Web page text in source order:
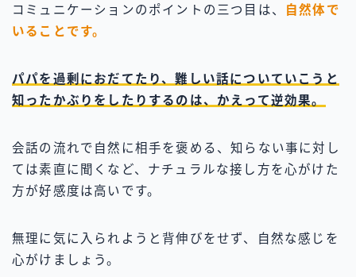
コミュニケーションのポイントの三つ目は、
自然体で
いることです。
パパを過剰におだてたり、難しい話についていこうと
知ったかぶりをしたりするのは、かえって逆効果。
会話の流れで自然に相手を褒める、知らない事に対し
ては素直に聞くなど、ナチュラルな接し方を心がけた
方が好感度は高いです。
無理に気に入られようと背伸びをせず、自然な感じを
心がけましょう。